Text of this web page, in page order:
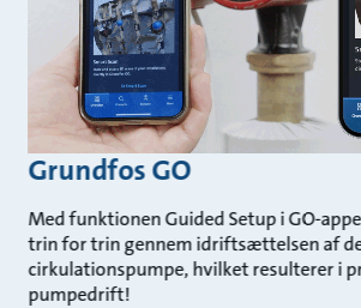
Grundfos GO
Med funktionen Guided Setup i GO-
trin for trin gennem idriftsættelsen af
cirkulationspumpe, hvilket resulterer i
pumpedrift!